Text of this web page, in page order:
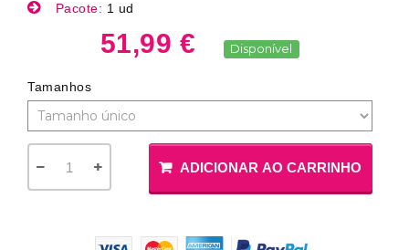
Pacote: 1 ud
51,99 € Disponível
Tamanhos
ADICIONAR AO CARRINHO